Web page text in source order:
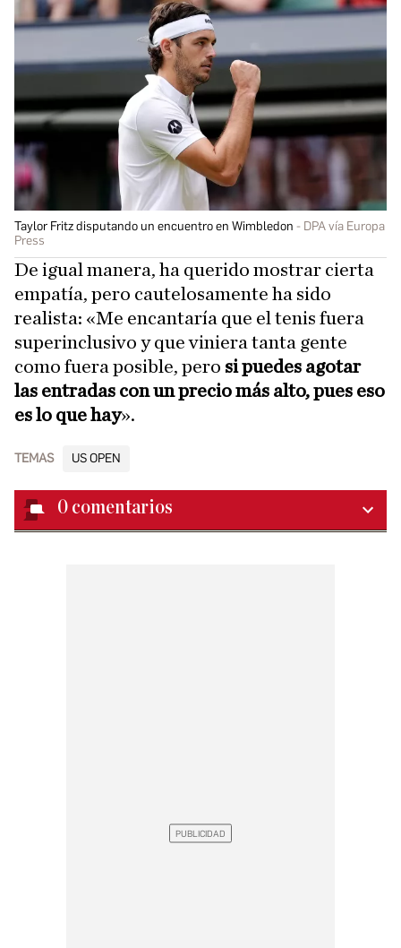
Taylor Fritz disputando un encuentro en Wimbledon
DPA vía Europa
Press
De igual manera, ha querido mostrar cierta
empatía, pero cautelosamente ha sido
realista: «Me encantaría que el tenis fuera
superinclusivo y que viniera tanta gente
como fuera posible, pero si puedes agotar
las entradas con un precio más alto, pues eso
es lo que hay».
TEMAS US OPEN
0 comentarios